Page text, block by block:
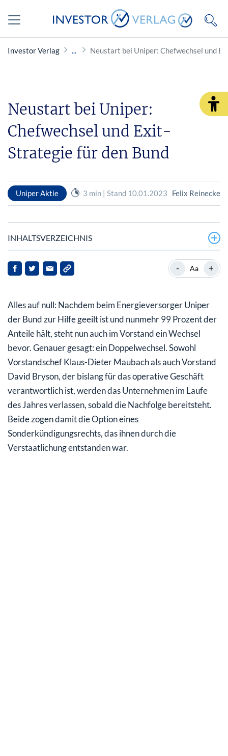
Investor Verlag Neustart bei Uniper: Chefwechsel und
Neustart bei Uniper:
Chefwechsel und Exit-
Strategie für den Bund
Uniper Aktie 3 min | Stand 10.01.2023 Felix Reinecke
INHALTSVERZEICHNIS
Uniper-Chef Maubach tritt ab
Bund soll bis 2028 weitgehend aussteigen
Neuer Chef muss zügig gefunden werden
- Aa +
Alles auf null: Nachdem beim Energieversorger Uniper
der Bund zur Hilfe geeilt ist und nunmehr 99 Prozent der
Anteile hält, steht nun auch im Vorstand ein Wechsel
bevor. Genauer gesagt: ein Doppelwechsel. Sowohl
Vorstandschef Klaus-Dieter Maubach als auch Vorstand
David Bryson, der bislang für das operative Geschäft
verantwortlich ist, werden das Unternehmen im Laufe
des Jahres verlassen, sobald die Nachfolge bereitsteht.
Beide zogen damit die Option eines
Sonderkündigungsrechts, das ihnen durch die
Verstaatlichung entstanden war.